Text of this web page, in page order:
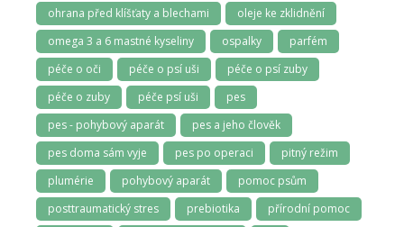
ohrana před klíšťaty a blechami
oleje ke zklidnění
omega 3 a 6 mastné kyseliny
ospalky
parfém
péče o oči
péče o psí uši
péče o psí zuby
péče o zuby
péče psí uši
pes
pes - pohybový aparát
pes a jeho člověk
pes doma sám vyje
pes po operaci
pitný režim
plumérie
pohybový aparát
pomoc psům
posttraumatický stres
prebiotika
přírodní pomoc